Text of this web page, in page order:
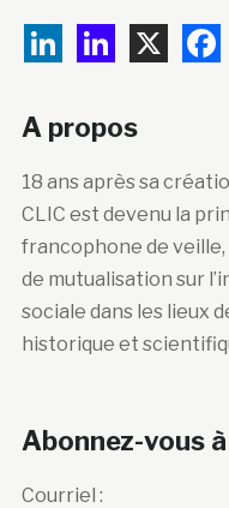
A propos
18 ans après sa
CLIC est devenu la
francophone de
de mutualisation sur
sociale dans les lieux
historique et
Abonnez-vous
Courriel :